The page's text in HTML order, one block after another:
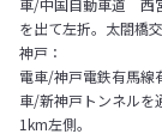
車/中国自動車道 西
を出て左折。太閤橋
神戸：
電車/神戸電鉄有馬
車/新神戸トンネルを
1km左側。